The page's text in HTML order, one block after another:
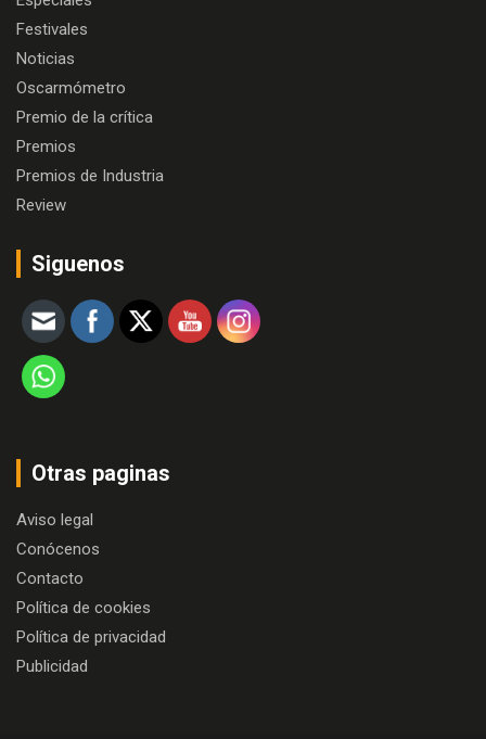
Festivales
Noticias
Oscarmómetro
Premio de la crítica
Premios
Premios de Industria
Review
Siguenos
Otras paginas
Aviso legal
Conócenos
Contacto
Política de cookies
Política de privacidad
Publicidad